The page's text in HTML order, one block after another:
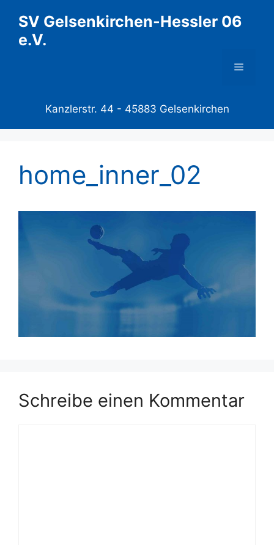
Inhalt
springen
SV Gelsenkirchen-Hessler 06
e.V.
Menü
Kanzlerstr. 44 - 45883 Gelsenkirchen
home_inner_02
Schreibe einen Kommentar